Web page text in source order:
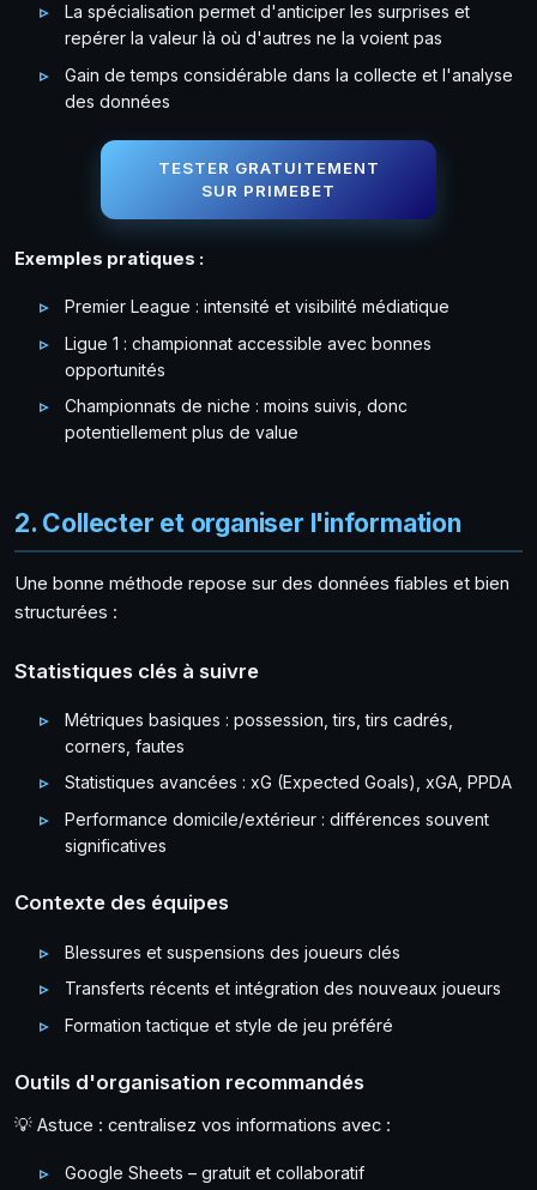
La spécialisation permet d'anticiper les surprises et
repérer la valeur là où d'autres ne la voient pas
Gain de temps considérable dans la collecte et l'analyse
des données
TESTER GRATUITEMENT
SUR PRIMEBET
Exemples pratiques :
Premier League : intensité et visibilité médiatique
Ligue 1 : championnat accessible avec bonnes
opportunités
Championnats de niche : moins suivis, donc
potentiellement plus de value
2. Collecter et organiser l'information
Une bonne méthode repose sur des données fiables et bien
structurées :
Statistiques clés à suivre
Métriques basiques : possession, tirs, tirs cadrés,
corners, fautes
Statistiques avancées : xG (Expected Goals), xGA, PPDA
Performance domicile/extérieur : différences souvent
significatives
Contexte des équipes
Blessures et suspensions des joueurs clés
Transferts récents et intégration des nouveaux joueurs
Formation tactique et style de jeu préféré
Outils d'organisation recommandés
💡 Astuce : centralisez vos informations avec :
Google Sheets – gratuit et collaboratif